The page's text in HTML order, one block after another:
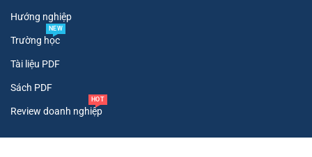
Hướng nghiệp
Trường học
NEW
Tài liệu PDF
Sách PDF
Review doanh nghiệp
HOT